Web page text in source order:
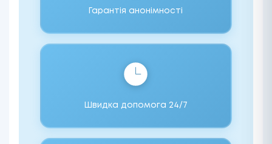
Гарантія анонімності
Швидка допомога 24/7